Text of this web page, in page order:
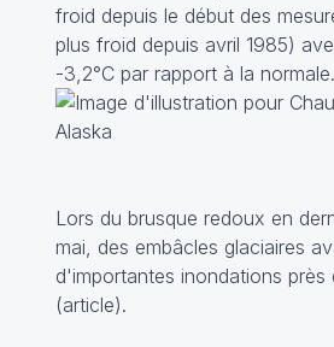
froid depuis le début des
plus froid depuis avril 1985)
-3,2°C par rapport à la normale.
Lors du brusque redoux en
mai, des embâcles glaciaires
d'importantes inondations près
(article).